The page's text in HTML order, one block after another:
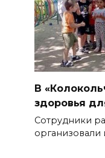
В
здоровья
Сотрудники
организовали